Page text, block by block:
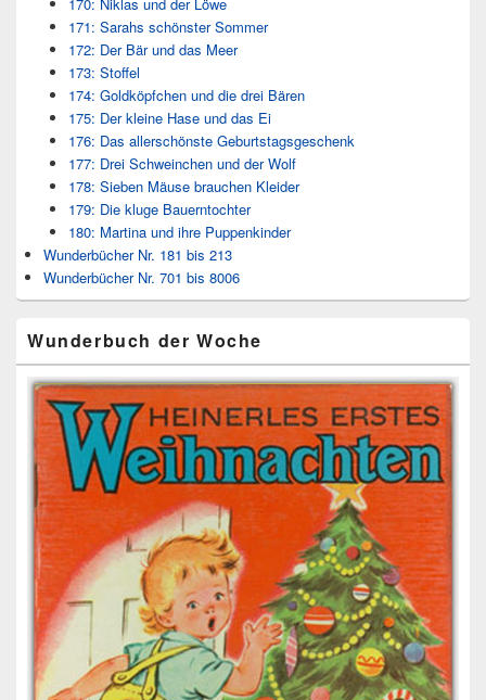
171: Sarahs schönster Sommer
172: Der Bär und das Meer
173: Stoffel
174: Goldköpfchen und die drei Bären
175: Der kleine Hase und das Ei
176: Das allerschönste Geburtstagsgeschenk
177: Drei Schweinchen und der Wolf
178: Sieben Mäuse brauchen Kleider
179: Die kluge Bauerntochter
180: Martina und ihre Puppenkinder
Wunderbücher Nr. 181 bis 213
Wunderbücher Nr. 701 bis 8006
Wunderbuch der Woche